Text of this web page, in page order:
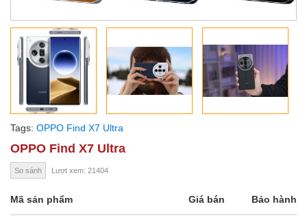
Tags: OPPO Find X7 Ultra
OPPO Find X7 Ultra
So sánh Lượt xem: 21404
Mã sản phẩm Giá bán Bảo hành